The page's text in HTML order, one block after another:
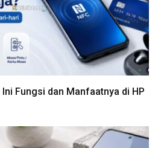
Ini Fungsi dan Manfaatnya di HP